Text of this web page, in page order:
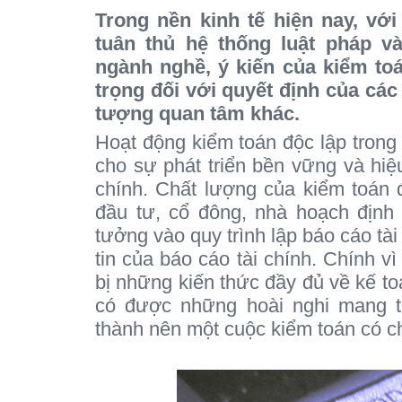
Trong nền kinh tế hiện nay,
tuân thủ hệ thống luật pháp
ngành nghề, ý kiến của kiểm
trọng đối với quyết định của
tượng quan tâm khác.
Hoạt động kiểm toán độc lập
cho sự phát triển bền vững và
chính. Chất lượng của kiểm toán
đầu tư, cổ đông, nhà hoạch
tưởng vào quy trình lập báo cáo
tin của báo cáo tài chính. Chính
bị những kiến thức đầy đủ về kế
có được những hoài nghi
thành nên một cuộc kiểm toán có